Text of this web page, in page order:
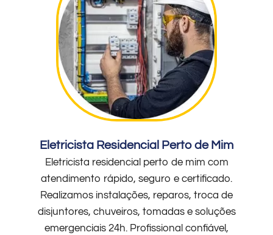
Eletricista Residencial Perto de Mim
Eletricista residencial perto de mim com
atendimento rápido, seguro e certificado.
Realizamos instalações, reparos, troca de
disjuntores, chuveiros, tomadas e soluções
emergenciais 24h. Profissional confiável,